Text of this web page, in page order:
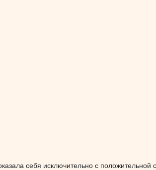
себя исключительно с